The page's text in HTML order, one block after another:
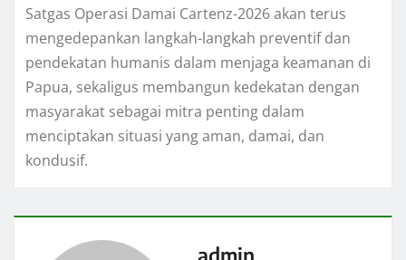
Satgas Operasi Damai Cartenz-2026 akan terus
mengedepankan langkah-langkah preventif dan
pendekatan humanis dalam menjaga keamanan di
Papua, sekaligus membangun kedekatan dengan
masyarakat sebagai mitra penting dalam
menciptakan situasi yang aman, damai, dan
kondusif.
admin